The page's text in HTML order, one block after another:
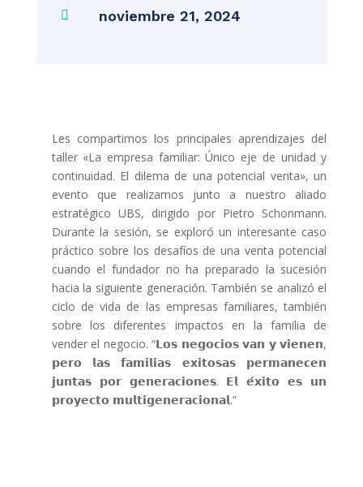
 noviembre 21, 2024
Les compartimos los principales aprendizajes del
taller «La empresa familiar: Único eje de unidad y
continuidad. El dilema de una potencial venta», un
evento que realizamos junto a nuestro aliado
estratégico UBS, dirigido por Pietro Schonmann.
Durante la sesión, se exploró un interesante caso
práctico sobre los desafíos de una venta potencial
cuando el fundador no ha preparado la sucesión
hacia la siguiente generación. También se analizó el
ciclo de vida de las empresas familiares, también
sobre los diferentes impactos en la familia de
vender el negocio. “𝗟𝗼𝘀 𝗻𝗲𝗴𝗼𝗰𝗶𝗼𝘀 𝘃𝗮𝗻 𝘆 𝘃𝗶𝗲𝗻𝗲𝗻,
𝗽𝗲𝗿𝗼 𝗹𝗮𝘀 𝗳𝗮𝗺𝗶𝗹𝗶𝗮𝘀 𝗲𝘅𝗶𝘁𝗼𝘀𝗮𝘀 𝗽𝗲𝗿𝗺𝗮𝗻𝗲𝗰𝗲𝗻
𝗷𝘂𝗻𝘁𝗮𝘀 𝗽𝗼𝗿 𝗴𝗲𝗻𝗲𝗿𝗮𝗰𝗶𝗼𝗻𝗲𝘀. 𝗘𝗹 𝗲́𝘅𝗶𝘁𝗼 𝗲𝘀 𝘂𝗻
𝗽𝗿𝗼𝘆𝗲𝗰𝘁𝗼 𝗺𝘂𝗹𝘁𝗶𝗴𝗲𝗻𝗲𝗿𝗮𝗰𝗶𝗼𝗻𝗮𝗹.”